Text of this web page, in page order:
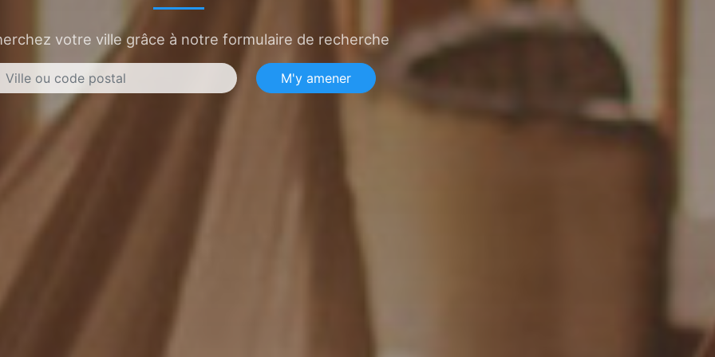
votre ville grâce à notre formulaire de recherche
M'y amener